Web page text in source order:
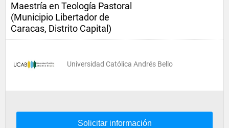
Maestría en Teología Pastoral
(Municipio Libertador de
Caracas, Distrito Capital)
Universidad Católica Andrés Bello
Solicitar información